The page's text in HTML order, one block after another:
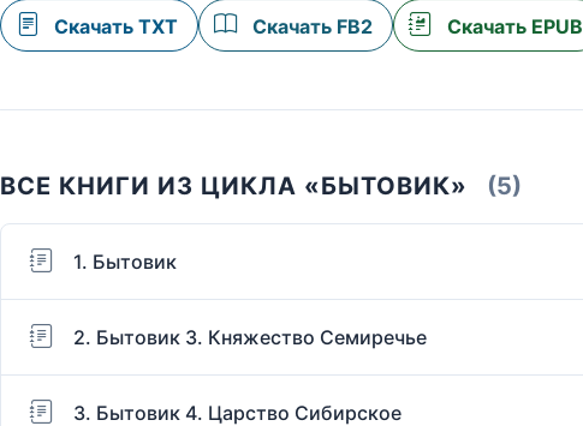
Скачать TXT Скачать FB2 Скачать EPUB
ВСЕ КНИГИ ИЗ ЦИКЛА «БЫТОВИК» (5)
1. Бытовик
2. Бытовик 3. Княжество Семиречье
3. Бытовик 4. Царство Сибирское